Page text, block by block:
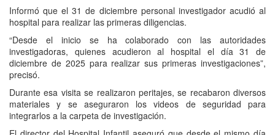
Informó que el 31 de diciembre personal investigador acudió al
hospital para realizar las primeras diligencias.
“Desde el inicio se ha colaborado con las autoridades
investigadoras, quienes acudieron al hospital el día 31 de
diciembre de 2025 para realizar sus primeras investigaciones”,
precisó.
Durante esa visita se realizaron peritajes, se recabaron diversos
materiales y se aseguraron los videos de seguridad para
integrarlos a la carpeta de investigación.